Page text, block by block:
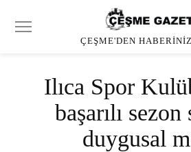
ÇEŞME'DEN
Ilıca Spor
başarılı sezon
duygusal